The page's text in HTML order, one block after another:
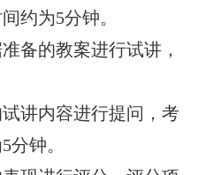
约为5分钟。
准备的教案进行试讲，
试讲内容进行提问，考
分钟。